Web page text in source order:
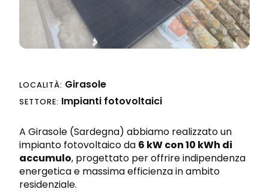
Progettazione integrata
Sicurezza sul lavoro e nei cantieri
Richiedi preventivo
LOCALITÀ: Girasole
SETTORE: Impianti fotovoltaici
A Girasole (Sardegna) abbiamo realizzato un
impianto fotovoltaico da 6 kW con 10 kWh di
accumulo, progettato per offrire indipendenza
energetica e massima efficienza in ambito
residenziale.